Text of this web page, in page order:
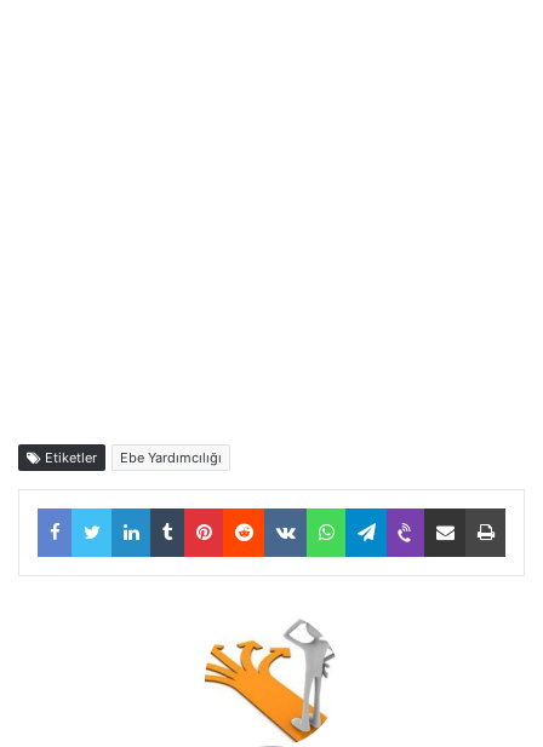
Etiketler Ebe Yardımcılığı
Facebook
TwitterLinkedIn
TumblrPinterest
RedditVKontakteWhatsAppTelegram
ViberE-Posta ile paylaş